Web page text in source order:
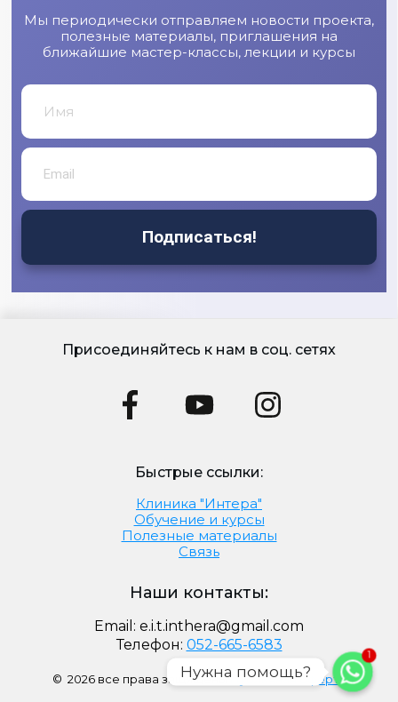
Мы периодически отправляем новости проекта,
полезные материалы, приглашения на
ближайшие мастер-классы, лекции и курсы
Подписаться!
Наши контакты:
Email: e.i.t.inthera@gmail.com
Телефон: 052-665-6583
Быстрые ссылки:
Клиника "Интера"
Обучение и курсы
Полезные материалы
Связь
Присоединяйтесь к нам в соц. сетях
© 2026все права защищеныПубличная оферта
1
Нужна помощь?